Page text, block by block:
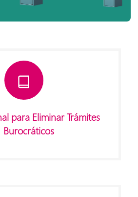
para Eliminar Trámites
Burocráticos